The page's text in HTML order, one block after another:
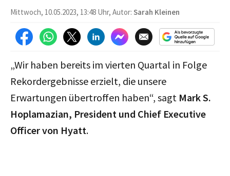
Mittwoch, 10.05.2023, 13:48 Uhr, Autor: Sarah Kleinen
„Wir haben bereits im vierten Quartal in Folge
Rekordergebnisse erzielt, die unsere
Erwartungen übertroffen haben“, sagt Mark S.
Hoplamazian, President und Chief Executive
Officer von Hyatt.